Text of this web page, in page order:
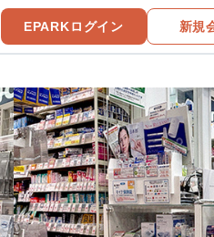
EPARKログイン 新規